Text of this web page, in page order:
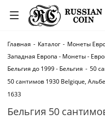
Главная - Каталог - Монеты
Западная Европа - Монеты -
Бельгия до 1999 - Бельгия - 50
50 сантимов 1930 Belgique,
1633
Бельгия 50